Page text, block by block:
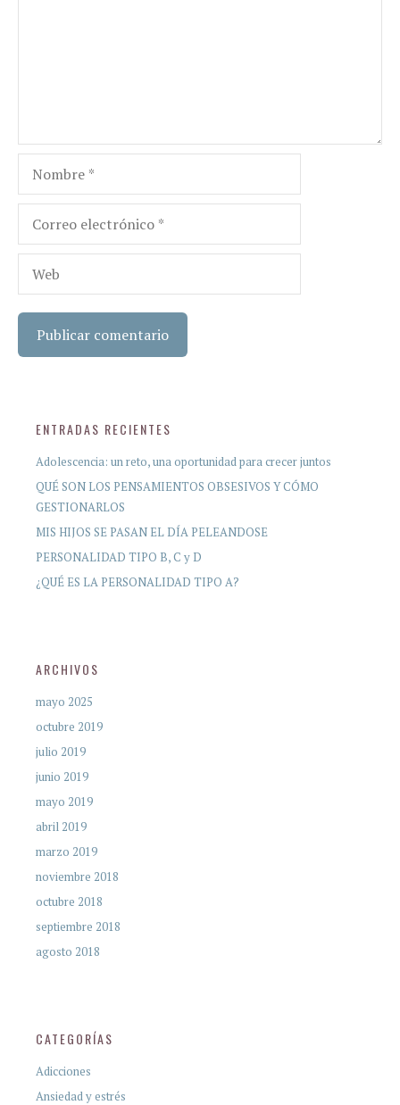
Nombre
Correo
electrónico
Web
ENTRADAS RECIENTES
Adolescencia: un reto, una oportunidad para crecer juntos
QUÉ SON LOS PENSAMIENTOS OBSESIVOS Y CÓMO
GESTIONARLOS
MIS HIJOS SE PASAN EL DÍA PELEANDOSE
PERSONALIDAD TIPO B, C y D
¿QUÉ ES LA PERSONALIDAD TIPO A?
ARCHIVOS
mayo 2025
octubre 2019
julio 2019
junio 2019
mayo 2019
abril 2019
marzo 2019
noviembre 2018
octubre 2018
septiembre 2018
agosto 2018
CATEGORÍAS
Adicciones
Ansiedad y estrés